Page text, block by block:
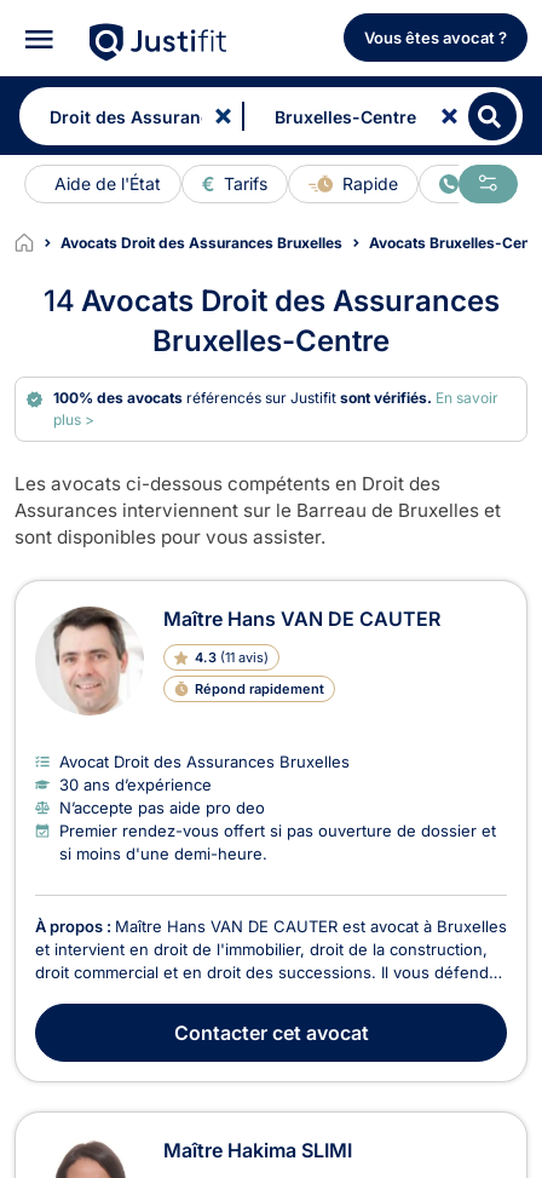
Vous êtes avocat ?
Aide de l'État Tarifs Rapide En ligne
Avocats Droit des Assurances Bruxelles Avocats Bruxelles-
14 Avocats Droit des Assurances
Bruxelles-Centre
100% des avocats référencés sur Justifitsont vérifiés. En savoir
plus >
Les avocats ci-dessous compétents en Droit des
Assurances interviennent sur le Barreau de Bruxelles et
sont disponibles pour vous assister.
Avocats en Droit des Assurances à
Maître Hans VAN DE CAUTER
4.3 (11 avis)
Répond rapidement
Avocat Droit des Assurances Bruxelles
30 ans d’expérience
N’accepte pas aide pro deo
Premier rendez-vous offert si pas ouverture de dossier et
si moins d'une demi-heure.
À propos : Maître Hans VAN DE CAUTER est avocat à Bruxelles
et intervient en droit de l'immobilier, droit de la construction,
droit commercial et en droit des successions. Il vous défend
relatif aux baux à loyer, en droit de la copropriété, en droits
réels démembrés (usufruit,...
Contactercet avocat
Maître Hakima SLIMI